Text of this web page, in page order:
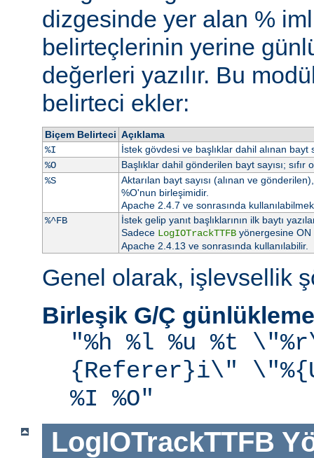
dizgesinde yer alan %
belirteçlerinin yerine
değerleri yazılır. Bu
belirteci ekler:
Biçem Belirteci Açıklama
%I
İstek gövdesi ve başlıklar dahil alınan bayt
%O
Başlıklar dahil gönderilen bayt sayısı; sıfır
%S
Aktarılan bayt sayısı (alınan ve
%O'nun birleşimidir.
Apache 2.4.7 ve sonrasında
%^FB
İstek gelip yanıt başlıklarının ilk baytı
Sadece LogIOTrackTTFByönergesine ON
Apache 2.4.13 ve sonrasında kullanılabilir.
Genel olarak, işlevsellik
Birleşik G/Ç
"%h %l %u %t
{Referer}i\"
%I %O"
LogIOTrackTTFB